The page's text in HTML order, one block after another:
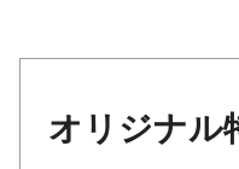
オリジナル